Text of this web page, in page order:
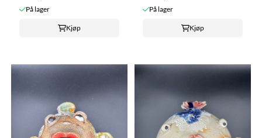
På lager
Kjøp
På lager
Kjøp